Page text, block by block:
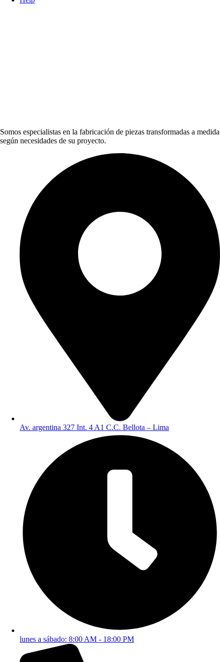
Somos especialistas en la fabricación de piezas transformadas a medida
según necesidades de su proyecto.
Av. argentina 327 Int. 4 A1 C.C. Bellota – Lima
lunes a sábado: 8:00 AM - 18:00 PM